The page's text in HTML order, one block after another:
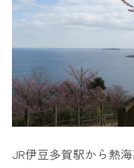
JR伊豆多賀駅から熱